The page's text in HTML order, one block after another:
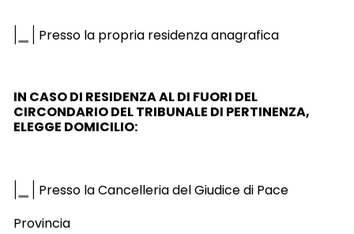
| | Presso la propria residenza anagrafica
IN CASO DI RESIDENZA AL DI FUORI DEL
CIRCONDARIO DEL TRIBUNALE DI PERTINENZA,
ELEGGE DOMICILIO:
| | Presso la Cancelleria del Giudice di Pace
Provincia